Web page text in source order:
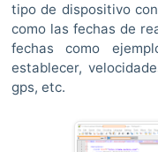
tipo de dispositivo
como las fechas de
fechas como
establecer,
gps, etc.